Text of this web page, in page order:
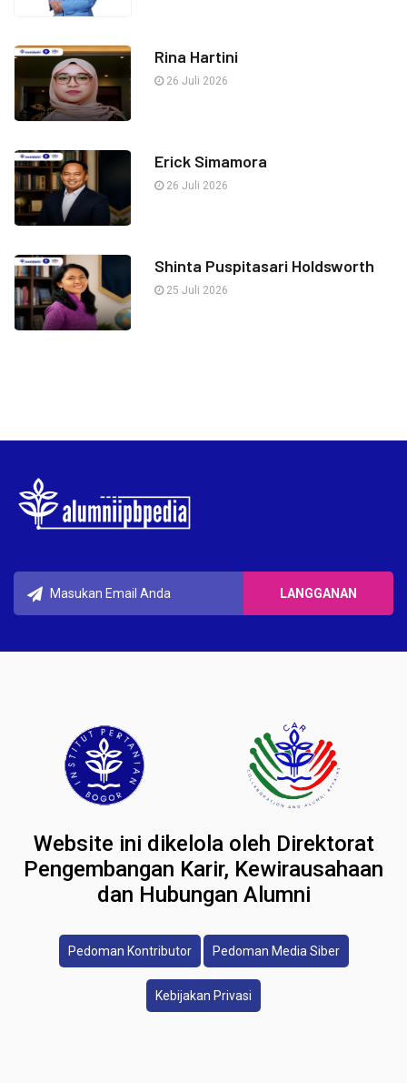
Rina Hartini
26 Juli 2026
Erick Simamora
26 Juli 2026
Shinta Puspitasari Holdsworth
25 Juli 2026
Website ini dikelola oleh Direktorat
Pengembangan Karir, Kewirausahaan
dan Hubungan Alumni
Pedoman Kontributor Pedoman Media Siber
Kebijakan Privasi